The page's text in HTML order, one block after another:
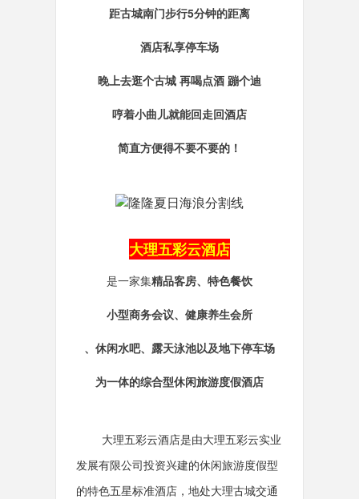
距古城南门步行5分钟的距离
酒店私享停车场
晚上去逛个古城 再喝点酒 蹦个迪
哼着小曲儿就能回走回酒店
简直方便得不要不要的！
大理五彩云酒店
是一家集精品客房、特色餐饮
小型商务会议、健康养生会所
、休闲水吧、露天泳池以及地下停车场
为一体的综合型休闲旅游度假酒店
大理五彩云酒店是由大理五彩云实业
发展有限公司投资兴建的休闲旅游度假型
的特色五星标准酒店，地处大理古城交通